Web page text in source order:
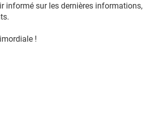
informé sur les dernières informations,
!